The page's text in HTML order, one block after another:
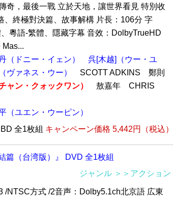
奇，最後一戰 立於天地，讓世界看見 特別收
、終極對決篇、故事解構 片長：106分 字
粵語-繁體、隱藏字幕 音效：DolbyTrueHD
（ドニー・イェン）
呉[木越]（ウー・ユ
ヴァネス・ウー）
SCOTT ADKINS 鄭則
ャン・クォックワン）
敖嘉年 CHRIS
（ユエン・ウーピン）
全1枚組 キャンペーン価格 5,442円（税込）
篇（台湾版）』 DVD 全1枚組
ジャンル ＞＞アクション
/NTSC方式 /2音声：Dolby5.1ch北京語 広東